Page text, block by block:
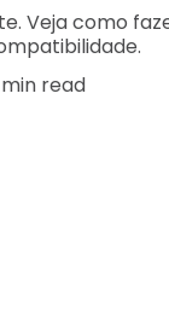
Veja como
read